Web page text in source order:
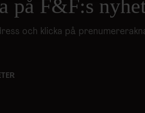
på F&F:s
och klicka på